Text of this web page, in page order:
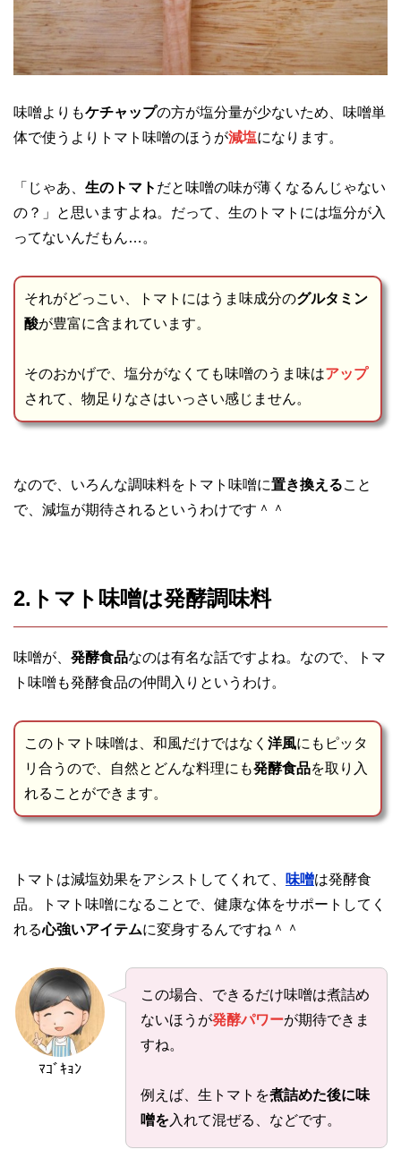
味噌よりもケチャップの方が塩分量が少ないため、味噌単
体で使うよりトマト味噌のほうが減塩になります。
「じゃあ、 生のトマト だと味噌の味が薄くなるんじゃない
の？」と思いますよね。だって、生のトマトには塩分が入
ってないんだもん…。
それがどっこい、トマトにはうま味成分のグルタミン
酸が豊富に含まれています。
そのおかげで、塩分がなくても味噌のうま味はアップ
されて、物足りなさはいっさい感じません。
なので、いろんな調味料をトマト味噌に置き換えること
で、減塩が期待されるというわけです＾＾
2.トマト味噌は発酵調味料
味噌が、 発酵食品なのは有名な話ですよね。なので、トマ
ト味噌も発酵食品の仲間入りというわけ。
このトマト味噌は、和風だけではなく 洋風にもピッタ
リ合うので、自然とどんな料理にも発酵食品を取り入
れることができます。
トマトは減塩効果をアシストしてくれて、 味噌は発酵食
品。トマト味噌になることで、健康な体をサポートしてく
れる心強いアイテムに変身するんですね＾＾
ﾏｺﾞｷｮﾝ
この場合、できるだけ味噌は煮詰め
ないほうが発酵パワーが期待できま
すね。
例えば、生トマトを煮詰めた後に味
噌を入れて混ぜる、などです。